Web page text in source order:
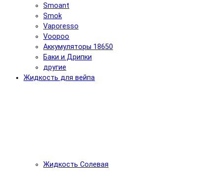
Smoant
Smok
Vaporesso
Voopoo
Аккумуляторы 18650
Баки и Дрипки
другие
Жидкость для вейпа
Жидкость Солевая